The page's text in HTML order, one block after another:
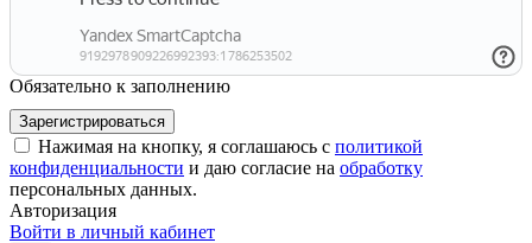
Обязательно к заполнению
Нажимая на кнопку, я соглашаюсь с политикой
конфиденциальности и даю согласие на обработку
персональных данных.
Авторизация
Войти в личный кабинет